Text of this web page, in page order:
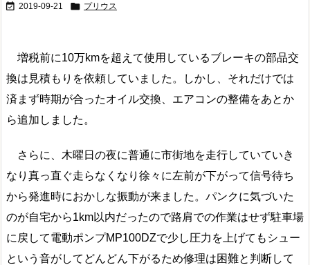
 2019-09-21  プリウス
増税前に10万kmを超えて使用しているブレーキの部品交
換は見積もりを依頼していました。しかし、それだけでは
済まず時期が合ったオイル交換、エアコンの整備をあとか
ら追加しました。
さらに、木曜日の夜に普通に市街地を走行していていき
なり真っ直ぐ走らなくなり徐々に左前が下がって信号待ち
から発進時におかしな振動が来ました。パンクに気づいた
のが自宅から1km以内だったので路肩での作業はせず駐車場
に戻して電動ポンプMP100DZで少し圧力を上げてもシュー
という音がしてどんどん下がるため修理は困難と判断して